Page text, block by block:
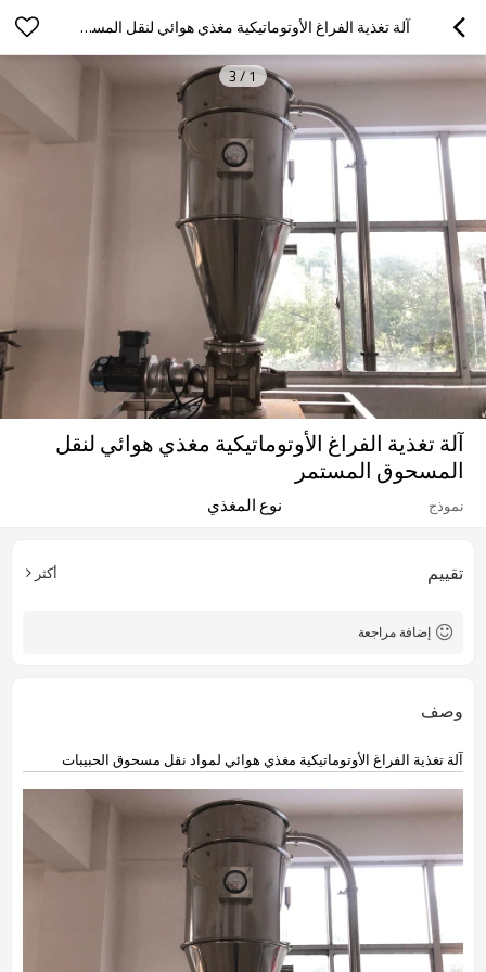
آلة تغذية الفراغ الأوتوماتيكية مغذي هوائي لنقل المسحوق المستمر
1
/
3
آلة تغذية الفراغ الأوتوماتيكية مغذي هوائي لنقل
المسحوق المستمر
نموذج نوع المغذي
تقييم أكثر
إضافة مراجعة
وصف
آلة تغذية الفراغ الأوتوماتيكية مغذي هوائي لمواد نقل مسحوق الحبيبات